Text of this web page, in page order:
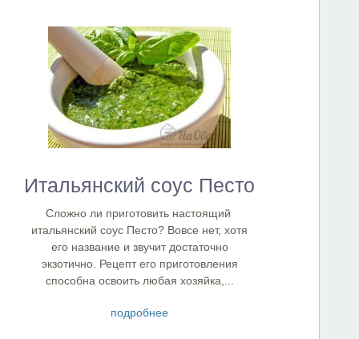
Итальянский соус Песто
Сложно ли приготовить настоящий
итальянский соус Песто? Вовсе нет, хотя
его название и звучит достаточно
экзотично. Рецепт его приготовления
способна освоить любая хозяйка,...
подробнее